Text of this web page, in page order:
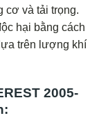
cơ và tải trọng.
hại bằng cách
trên lượng khí
2005-